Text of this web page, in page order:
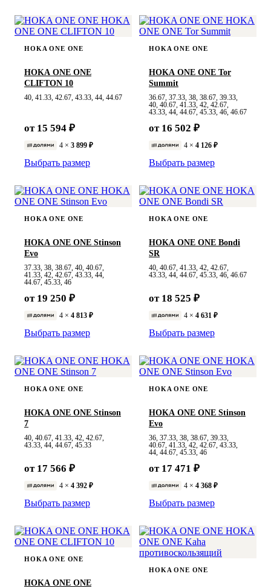
Stussy
THE NORTH FACE Timberland
Umbro
Under Armour
Vans
HOKA ONE ONE
HOKA ONE ONE
CLIFTON 10
40, 41.33, 42.67, 43.33, 44, 44.67
от 15 594 ₽
4 × 3 899 ₽
Выбрать размер
HOKA ONE ONE
HOKA ONE ONE Tor
Summit
36.67, 37.33, 38, 38.67, 39.33,
40, 40.67, 41.33, 42, 42.67,
43.33, 44, 44.67, 45.33, 46, 46.67
от 16 502 ₽
4 × 4 126 ₽
Выбрать размер
HOKA ONE ONE
HOKA ONE ONE Stinson
Evo
37.33, 38, 38.67, 40, 40.67,
41.33, 42, 42.67, 43.33, 44,
44.67, 45.33, 46
от 19 250 ₽
4 × 4 813 ₽
Выбрать размер
HOKA ONE ONE
HOKA ONE ONE Bondi
SR
40, 40.67, 41.33, 42, 42.67,
43.33, 44, 44.67, 45.33, 46, 46.67
от 18 525 ₽
4 × 4 631 ₽
Выбрать размер
HOKA ONE ONE
HOKA ONE ONE Stinson
7
40, 40.67, 41.33, 42, 42.67,
43.33, 44, 44.67, 45.33
от 17 566 ₽
4 × 4 392 ₽
Выбрать размер
HOKA ONE ONE
HOKA ONE ONE Stinson
Evo
36, 37.33, 38, 38.67, 39.33,
40.67, 41.33, 42, 42.67, 43.33,
44, 44.67, 45.33, 46
от 17 471 ₽
4 × 4 368 ₽
Выбрать размер
HOKA ONE ONE
HOKA ONE ONE
HOKA ONE ONE